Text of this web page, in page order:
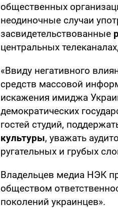
общественных
неодиночные случаи
засвидетельствованные
центральных
«Ввиду негативного
средств массовой
искажения имиджа
демократических
гостей студий,
культуры, уважать
ругательных и грубых
Владельцев медиа НЭК
обществом
поколений украинцев».